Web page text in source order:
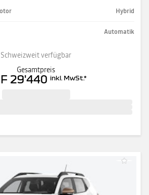
Hybrid
Automatik
Schweizweit verfügbar
Gesamtpreis
29'440 inkl. MwSt.*